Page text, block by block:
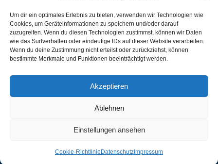
Um dir ein optimales Erlebnis zu bieten, verwenden wir Technologien wie
Cookies, um Geräteinformationen zu speichern und/oder darauf
zuzugreifen. Wenn du diesen Technologien zustimmst, können wir Daten
wie das Surfverhalten oder eindeutige IDs auf dieser Website verarbeiten.
Wenn du deine Zustimmung nicht erteilst oder zurückziehst, können
bestimmte Merkmale und Funktionen beeinträchtigt werden.
Akzeptieren
Ablehnen
Einstellungen ansehen
Cookie-Richtlinie Datenschutz Impressum
Informatives
Datenschutz
Impressum
Gewaltschutzkonzept (Institutionelles
Cookie-Richtlinie (EU)
Deutsche Pfadfinderschaft Sankt Georg